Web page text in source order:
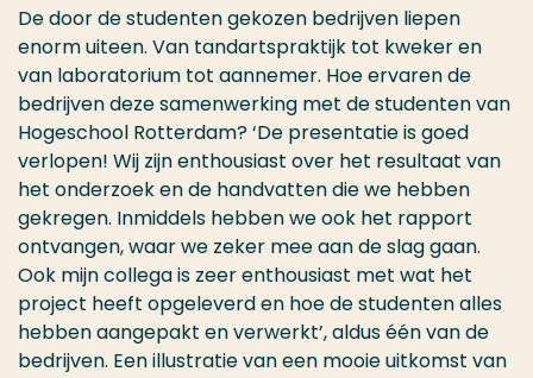
Dedoor de studenten gekozen bedrijven liepen
enorm uiteen. Van tandartspraktijk tot kweker en
van laboratorium tot aannemer. Hoe ervarende
bedrijvendeze samenwerking met de studenten van
Hogeschool Rotterdam? ‘De presentatie is goed
verlopen! Wij zijn enthousiast over het resultaat van
het onderzoek en de handvatten die we hebben
gekregen. Inmiddels hebben weook het rapport
ontvangen, waar we zeker mee aan de slag gaan.
Ook mijn collegais zeer enthousiast met wat het
project heeft opgeleverd en hoede studenten alles
hebben aangepakt en verwerkt’, alduséén van de
bedrijven. Een illustratie van een mooie uitkomst van